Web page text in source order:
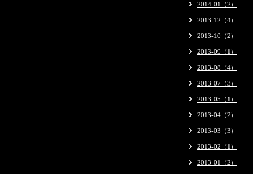
2014-01（2）
2013-12（4）
2013-10（2）
2013-09（1）
2013-08（4）
2013-07（3）
2013-05（1）
2013-04（2）
2013-03（3）
2013-02（1）
2013-01（2）